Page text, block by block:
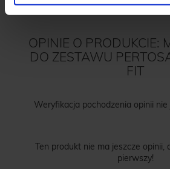
OPINIE O PRODUKCIE:
DO ZESTAWU
FIT
Weryfikacja pochodzenia opinii
Ten produkt nie ma jeszcze opinii,
pierwszy!